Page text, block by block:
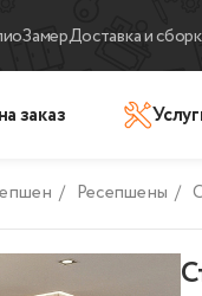
ЗамерДоставка и
заказ
/ Ресепшены /